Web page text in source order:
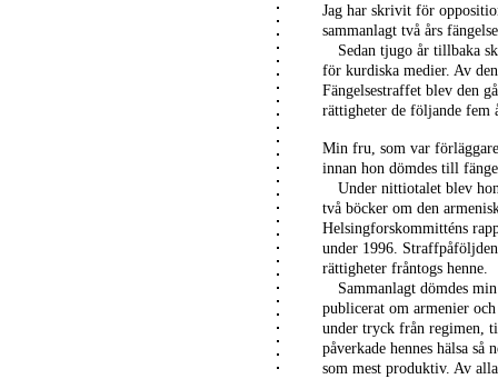
Jag har skrivit för
sammanlagt två års
Sedan tjugo år tillbaka
för kurdiska medier. Av
Fängelsestraffet blev den
rättigheter de följande fem
Min fru, som var
innan hon dömdes till
Under nittiotalet blev
två böcker om den
Helsingforskommitténs
under 1996.
rättigheter fråntogs henne.
Sammanlagt dömdes
publicerat om armenier
under tryck från regimen,
påverkade hennes hälsa
som mest produktiv. Av